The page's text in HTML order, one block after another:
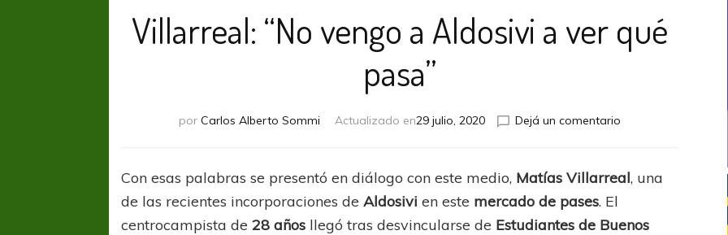
Villarreal: “No vengo a Aldosivi a ver qué
pasa”
por Carlos Alberto Sommi Actualizado en29 julio, 2020 Dejá un comentario
vengo
a
a
Con esas palabras se presentó en diálogo con este medio, Matías Villarreal, una
de las recientes incorporaciones deAldosivi en este mercado de pases. El
centrocampista de28 años llegó tras desvincularse de Estudiantes de Buenos